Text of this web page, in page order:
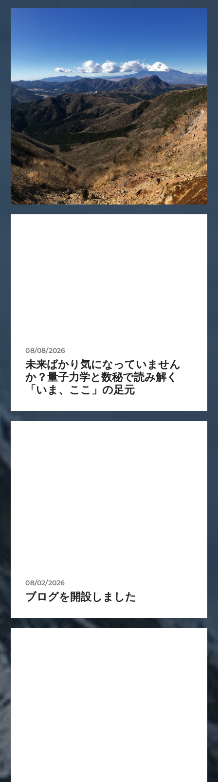
08/08/2026
未来ばかり気になっていません
か？量子力学と数秘で読み解く
「いま、ここ」の足元
08/02/2026
ブログを開設しました